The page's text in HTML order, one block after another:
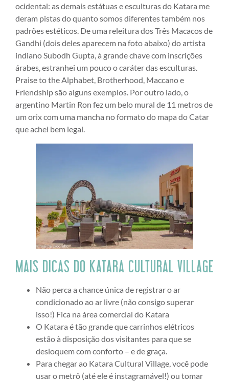
ocidental: as demais estátuas e esculturas do Katara me
deram pistas do quanto somos diferentes também nos
padrões estéticos. De uma releitura dos Três Macacos de
Gandhi (dois deles aparecem na foto abaixo) do artista
indiano Subodh Gupta, à grande chave com inscrições
árabes, estranhei um pouco o caráter das esculturas.
Praise to the Alphabet, Brotherhood, Maccano e
Friendship são alguns exemplos. Por outro lado, o
argentino Martin Ron fez um belo mural de 11 metros de
um orix com uma mancha no formato do mapa do Catar
que achei bem legal.
MAIS DICAS DO KATARA CULTURAL VILLAGE
Não perca a chance única de registrar o ar
condicionado ao ar livre (não consigo superar
isso!) Fica na área comercial do Katara
O Katara é tão grande que carrinhos elétricos
estão à disposição dos visitantes para que se
desloquem com conforto – e de graça.
Para chegar ao Katara Cultural Village, você pode
usar o metrô (até ele é instagramável!) ou tomar